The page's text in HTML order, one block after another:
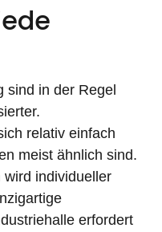
sind in der Regel
relativ einfach
meist ähnlich sind.
wird individueller
erfordert